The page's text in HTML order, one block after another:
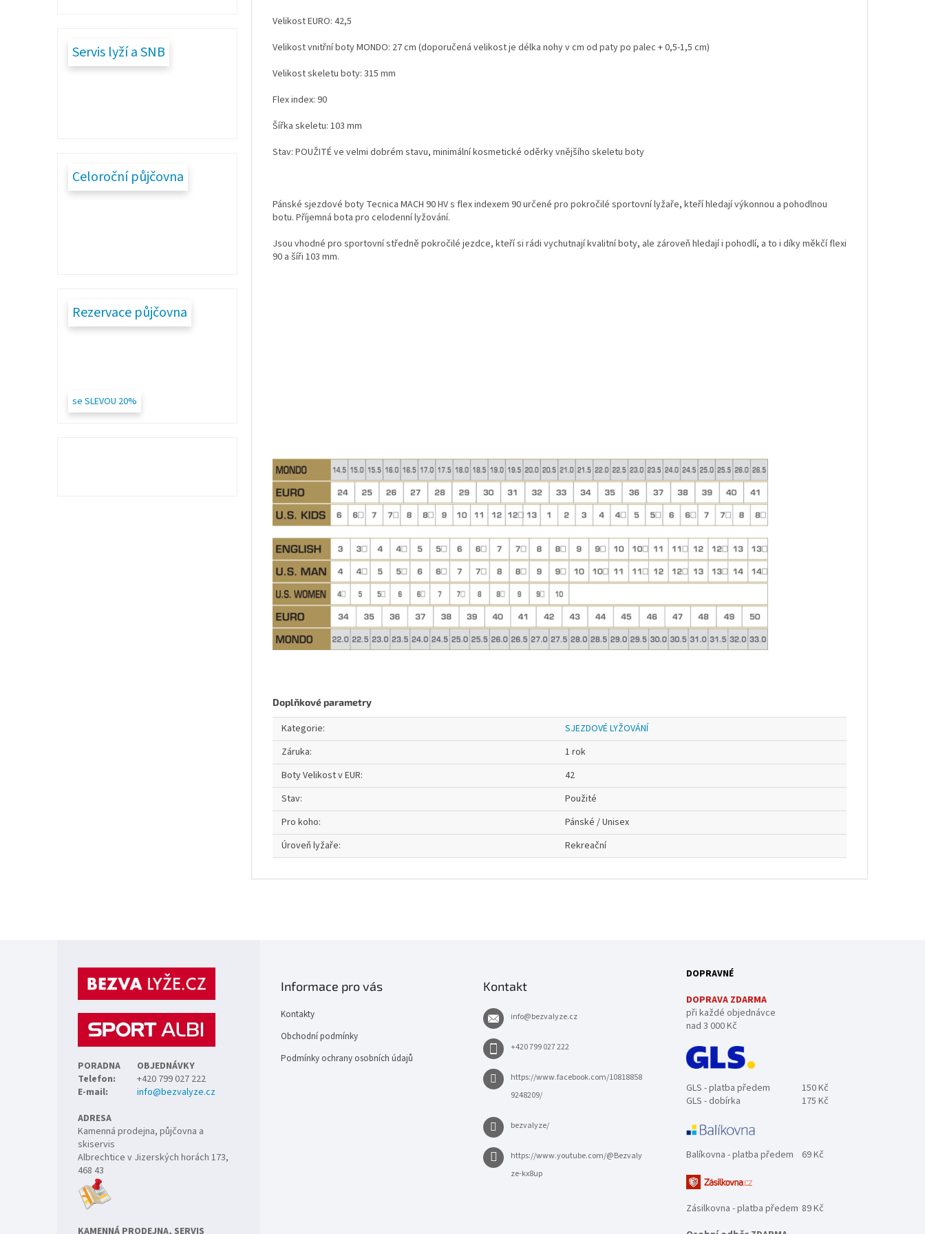
Servis lyží a SNB
Celoroční půjčovna
Rezervace půjčovna
se SLEVOU 20%
Velikost EURO: 42,5
Velikost vnitřní boty MONDO: 27 cm (doporučená velikost je délka nohy v cm od paty po palec + 0,5-1,5 cm)
Velikost skeletu boty: 315 mm
Flex index: 90
Šířka skeletu: 103 mm
Stav: POUŽITÉ ve velmi dobrém stavu, minimální kosmetické oděrky vnějšího skeletu boty
Pánské sjezdové boty Tecnica MACH 90 HV s flex indexem 90 určené pro pokročilé sportovní lyžaře, kteří hledají výkonnou a pohodlnou
botu. Příjemná bota pro celodenní lyžování.
Jsou vhodné pro sportovní středně pokročilé jezdce, kteří si rádi vychutnají kvalitní boty, ale zároveň hledají i pohodlí, a to i díky měkčí flexi
90 a šíři 103 mm.
Doplňkové parametry
Kategorie:
SJEZDOVÉ LYŽOVÁNÍ
Záruka:
1 rok
Boty Velikost v EUR:
42
Stav:
Použité
Pro koho:
Pánské / Unisex
Úroveň lyžaře: Rekreační
PORADNA
OBJEDNÁVKY
Telefon:
+420 799 027 222
E-mail:
info@bezvalyze.cz
ADRESA
Kamenná prodejna, půjčovna a
skiservis
Albrechtice v Jizerských horách 173,
468 43
KAMENNÁ PRODEJNA, SERVIS
Informace pro vás
Kontakty
Obchodní podmínky
Podmínky ochrany osobních údajů
Kontakt
info@bezvalyze.cz
+420 799 027 222
https://www.facebook.com/10818858
9248209/
bezvalyze/
https://www.youtube.com/@Bezvaly
ze-kx8up
DOPRAVNÉ
DOPRAVA ZDARMA
při každé objednávce
nad 3 000 Kč
GLS - platba předem
150 Kč
GLS - dobírka
175 Kč
Balíkovna - platba předem 69 Kč
Zásilkovna - platba předem 89 Kč